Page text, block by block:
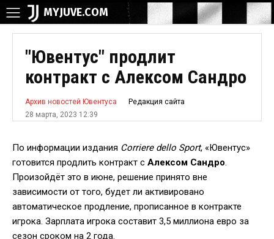
MYJUVE.COM
"Ювентус" продлит
контракт с Алексом Сандро
Архив новостей Ювентуса
Редакция сайта
28 марта, 2023 12:39
По информации издания Corriere dello Sport, «Ювентус»
готовится продлить контракт с Алексом Сандро.
Произойдёт это в июне, решение принято вне
зависимости от того, будет ли активировано
автоматическое продление, прописанное в контракте
игрока. Зарплата игрока составит 3,5 миллиона евро за
сезон сроком на 2 года.